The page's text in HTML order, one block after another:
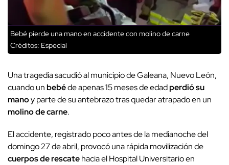
Bebé pierde una mano en accidente con molino de carne
Créditos: Especial
Una tragedia sacudió al municipio de Galeana, Nuevo León,
cuando unbebéde apenas 15 meses de edadperdió su
manoy parte de su antebrazo tras quedar atrapado en un
molino de carne.
El accidente, registrado poco antes de la medianoche del
domingo 27 de abril, provocó una rápida movilización de
cuerpos de rescatehacia el Hospital Universitario en